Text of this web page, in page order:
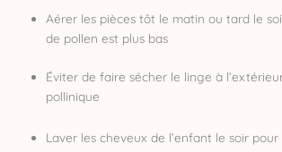
Aérer les pièces tôt le matin ou tard le
de pollen est plus bas
Éviter de faire sécher le linge à
pollinique
Laver les cheveux de l’enfant le soir